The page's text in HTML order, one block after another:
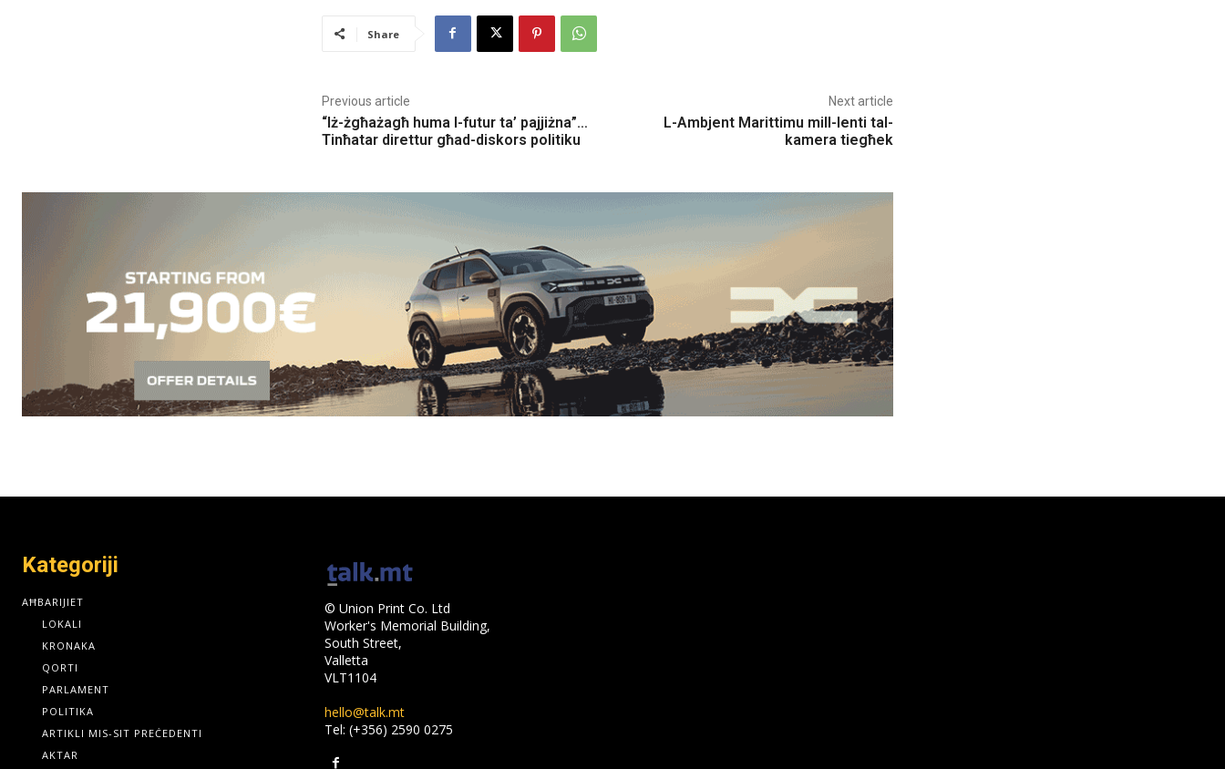
Share
Previous article
“Iż-żgħażagħ huma l-futur ta’ pajjiżna”…
Tinħatar direttur għad-diskors politiku
Next article
L-Ambjent Marittimu mill-lenti tal-
kamera tiegħek
Kategoriji
AĦBARIJIET
LOKALI
KRONAKA
QORTI
PARLAMENT
POLITIKA
ARTIKLI MIS-SIT PREĊEDENTI
AKTAR
© Union Print Co. Ltd
Worker's Memorial Building,
South Street,
Valletta
VLT1104
hello@talk.mt
Tel: (+356) 2590 0275